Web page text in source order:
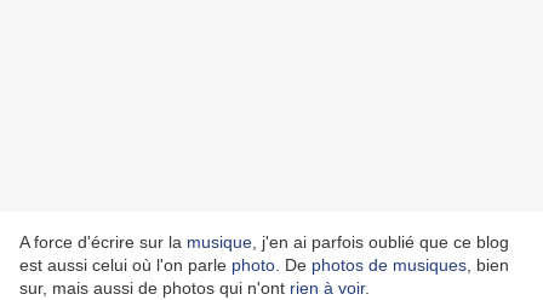
A force d'écrire sur la musique , j'en ai parfois oublié que ce blog
est aussi celui où l'on parle photo . De photos de musiques , bien
sur, mais aussi de photos qui n'ont rien à voir.